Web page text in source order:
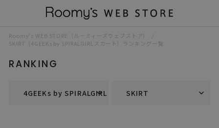
Roomy’s WEB STORE（ルーミィーズウェブストア）
SKIRT（4GEEKs by SPIRALGIRLスカート）ランキング一覧
RANKING
4GEEKs by SPIRALGIRL SKIRT